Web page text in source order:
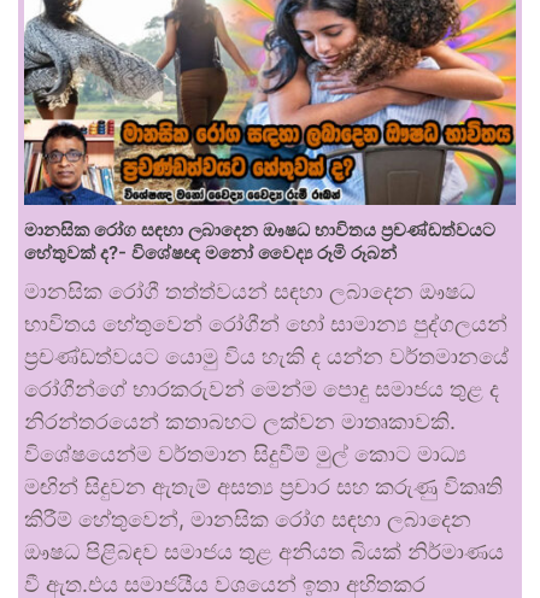
මානසික රෝග සඳහා ලබාදෙන ඖෂධ භාවිතය ප්‍රචණ්ඩත්වයට
හේතුවක් ද?- විශේෂඥ මනෝ වෛද්‍ය රූමි රූබන්
මානසික රෝගී තත්ත්වයන් සඳහා ලබාදෙන ඖෂධ
භාවිතය හේතුවෙන් රෝගීන් හෝ සාමාන්‍ය පුද්ගලයන්
ප්‍රචණ්ඩත්වයට යොමු විය හැකි ද යන්න වර්තමානයේ
රෝගීන්ගේ භාරකරුවන් මෙන්ම පොදු සමාජය තුළ ද
නිරන්තරයෙන් කතාබහට ලක්වන මාතෘකාවකි.
විශේෂයෙන්ම වර්තමාන සිදුවීම් මුල් කොට මාධ්‍ය
මඟින් සිදුවන ඇතැම් අසත්‍ය ප්‍රචාර සහ කරුණු විකෘති
කිරීම් හේතුවෙන්, මානසික රෝග සඳහා ලබාදෙන
ඖෂධ පිළිබඳව සමාජය තුළ අනියත බියක් නිර්මාණය
වී ඇත.එය සමාජයීය වශයෙන් ඉතා අහිතකර